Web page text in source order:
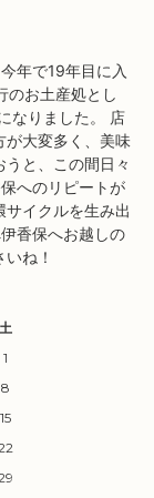
年で19年目に入
のお土産処とし
なりました。 店
が大変多く、美味
と、この間日々
へのリピートが
イクルを生み出
香保へお越しの
ね！
土
1
8
15